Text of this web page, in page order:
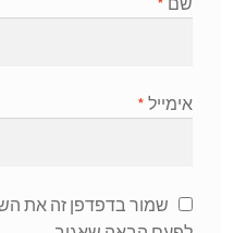
אימייל *
שמור בדפדפן זה את